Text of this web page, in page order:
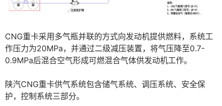
CNG重卡采用多气瓶并联的方式向发动机提供燃料，系统工
作压力为20MPa，并通过二级减压装置，将气压降至0.7-
0.9MPa后混合空气形成可燃混合气体供发动机工作。
陕汽CNG重卡供气系统包含储气系统、调压系统、安全保
护，控制系统三部分。